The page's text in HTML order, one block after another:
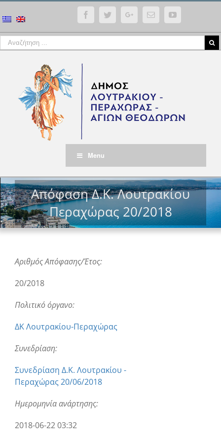
FacebookTwitterGoogle+Email YouTube
Menu
Απόφαση Δ.Κ. Λουτρακίου
Περαχώρας 20/2018
Αριθμός Απόφασης/Έτος:
20/2018
Πολιτικό όργανο:
ΔΚ Λουτρακίου-Περαχώρας
Συνεδρίαση:
Συνεδρίαση Δ.Κ. Λουτρακίου -
Περαχώρας 20/06/2018
Ημερομηνία ανάρτησης:
2018-06-22 03:32